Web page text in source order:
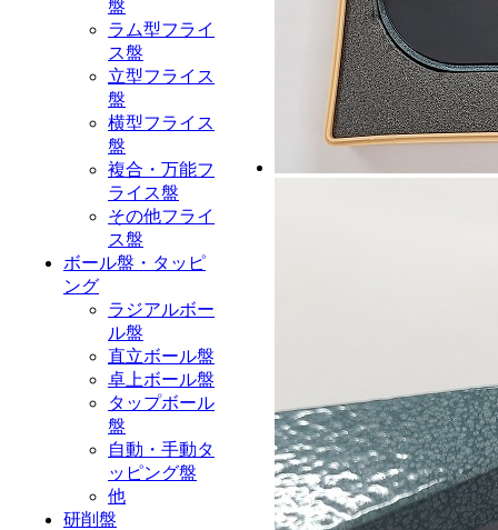
盤
ラム型フライ
ス盤
立型フライス
盤
横型フライス
盤
複合・万能フ
ライス盤
その他フライ
ス盤
ボール盤・タッピ
ング
ラジアルボー
ル盤
直立ボール盤
卓上ボール盤
タップボール
盤
自動・手動タ
ッピング盤
他
研削盤